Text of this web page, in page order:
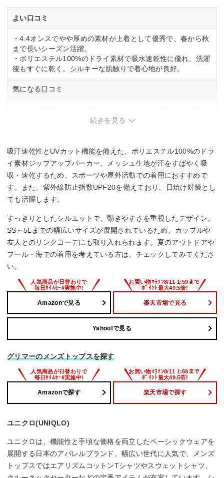
よい口コミ
・4.4オンスでやや厚めの素材が上着として優秀で、春から秋
まで長いシーズン活躍。
・ポリエステル100%のドライ素材で吸水速乾性に優れ、洗濯
後もすぐに乾く。シルキーな肌触りで着心地が良好。
気になる口コミ
続きを見る
吸汗速乾性とUVカット機能を備えた、ポリエステル100%のドラ
イ素材ジップアップパーカー。メッシュ生地が汗をすばやく吸
収・速乾するため、スポーツや屋外活動での着用におすすめで
す。また、紫外線防止指数UPF20を備えており、日焼け対策とし
ても活躍します。
すっきりとしたシルエットで、動きやすさを重視したデザイン。
SS～5Lまでの幅広いサイズが展開されているため、カップルや
友人とのリンクコーデにも取り入れられます。夏のアウトドアや
プール・海での着用を考えている方は、チェックしてみてくださ
い。
Amazonで見る 楽天市場で見る
Yahoo!で見る
グリマーのメンズトップスを探す
Amazonで探す 楽天市場で探す
ユニクロ(UNIQLO)
ユニクロは、機能性と手頃な価格を両立したベーシックウェアを
展開する日本のアパレルブランド。幅広い世代に人気で、メンズ
トップスではエアリズムコットンTシャツやスウェットシャツ、